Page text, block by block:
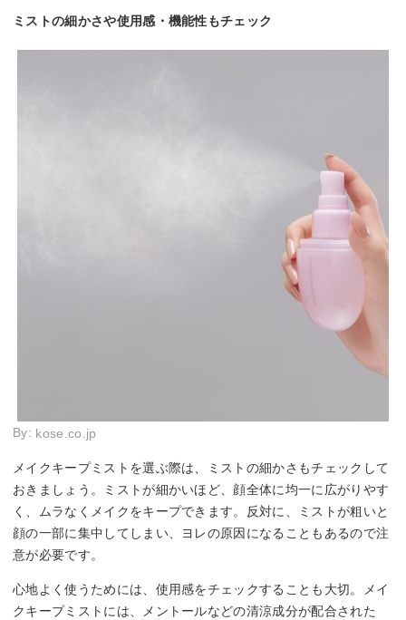
ミストの細かさや使用感・機能性もチェック
By: kose.co.jp
メイクキープミストを選ぶ際は、ミストの細かさもチェックして
おきましょう。ミストが細かいほど、顔全体に均一に広がりやす
く、ムラなくメイクをキープできます。反対に、ミストが粗いと
顔の一部に集中してしまい、ヨレの原因になることもあるので注
意が必要です。
心地よく使うためには、使用感をチェックすることも大切。メイ
クキープミストには、メントールなどの清涼成分が配合された